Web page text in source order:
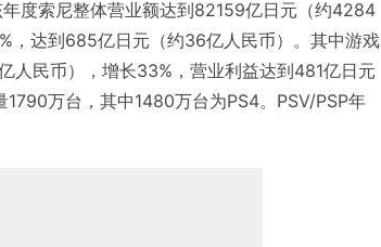
度索尼整体营业额达到82159亿日元（约4284
，达到685亿日元（约36亿人民币）。其中游戏
人民币），增长33%，营业利益达到481亿日元
万台，其中1480万台为PS4。PSV/PSP年